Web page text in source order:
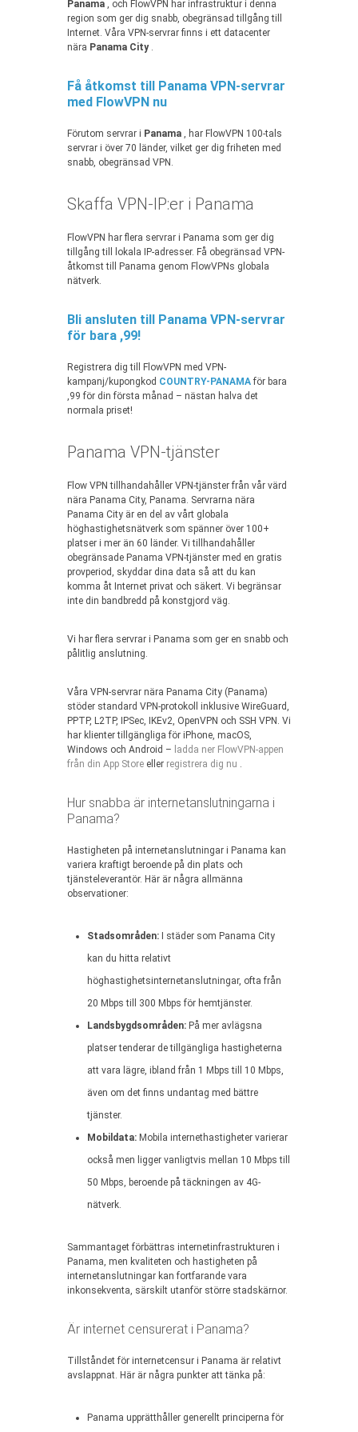
Panama , och FlowVPN har infrastruktur i denna
region som ger dig snabb, obegränsad tillgång till
Internet. Våra VPN-servrar finns i ett datacenter
nära Panama City.
Få åtkomst till Panama VPN-servrar
med FlowVPN nu
Förutom servrar i Panama , har FlowVPN 100-tals
servrar i över 70 länder, vilket ger dig friheten med
snabb, obegränsad VPN.
Skaffa VPN-IP:er i Panama
FlowVPN har flera servrar i Panama som ger dig
tillgång till lokala IP-adresser. Få obegränsad VPN-
åtkomst till Panama genom FlowVPNs globala
nätverk.
Bli ansluten till Panama VPN-servrar
för bara ,99!
Registrera dig till FlowVPN med VPN-
kampanj/kupongkod COUNTRY-PANAMA för bara
,99 för din första månad – nästan halva det
normala priset!
Panama VPN-tjänster
Flow VPN tillhandahåller VPN-tjänster från vår värd
nära Panama City, Panama. Servrarna nära
Panama City är en del av vårt globala
höghastighetsnätverk som spänner över 100+
platser i mer än 60 länder. Vi tillhandahåller
obegränsade Panama VPN-tjänster med en gratis
provperiod, skyddar dina data så att du kan
komma åt Internet privat och säkert. Vi begränsar
inte din bandbredd på konstgjord väg.
Vi har flera servrar i Panama som ger en snabb och
pålitlig anslutning.
Våra VPN-servrar nära Panama City (Panama)
stöder standard VPN-protokoll inklusive WireGuard,
PPTP, L2TP, IPSec, IKEv2, OpenVPN och SSH VPN. Vi
har klienter tillgängliga för iPhone, macOS,
Windows och Android – ladda ner FlowVPN-appen
från din App Store eller registrera dig nu .
Hur snabba är internetanslutningarna i
Panama?
Hastigheten på internetanslutningar i Panama kan
variera kraftigt beroende på din plats och
tjänsteleverantör. Här är några allmänna
observationer:
Stadsområden: I städer som Panama City
kan du hitta relativt
höghastighetsinternetanslutningar, ofta från
20 Mbps till 300 Mbps för hemtjänster.
Landsbygdsområden: På mer avlägsna
platser tenderar de tillgängliga hastigheterna
att vara lägre, ibland från 1 Mbps till 10 Mbps,
även om det finns undantag med bättre
tjänster.
Mobildata: Mobila internethastigheter varierar
också men ligger vanligtvis mellan 10 Mbps till
50 Mbps, beroende på täckningen av 4G-
nätverk.
Sammantaget förbättras internetinfrastrukturen i
Panama, men kvaliteten och hastigheten på
internetanslutningar kan fortfarande vara
inkonsekventa, särskilt utanför större stadskärnor.
Är internet censurerat i Panama?
Tillståndet för internetcensur i Panama är relativt
avslappnat. Här är några punkter att tänka på:
Panama upprätthåller generellt principerna för